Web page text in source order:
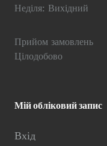
Неділя: Вихідний
Прийом замовлень
Цілодобово
Мій обліковий запис
Вхід